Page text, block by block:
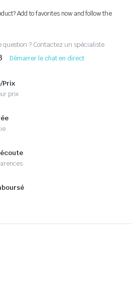
Add to favorites now and follow the
question ? Contactez un spécialiste
Démarrer le chat en direct
Prix
prix